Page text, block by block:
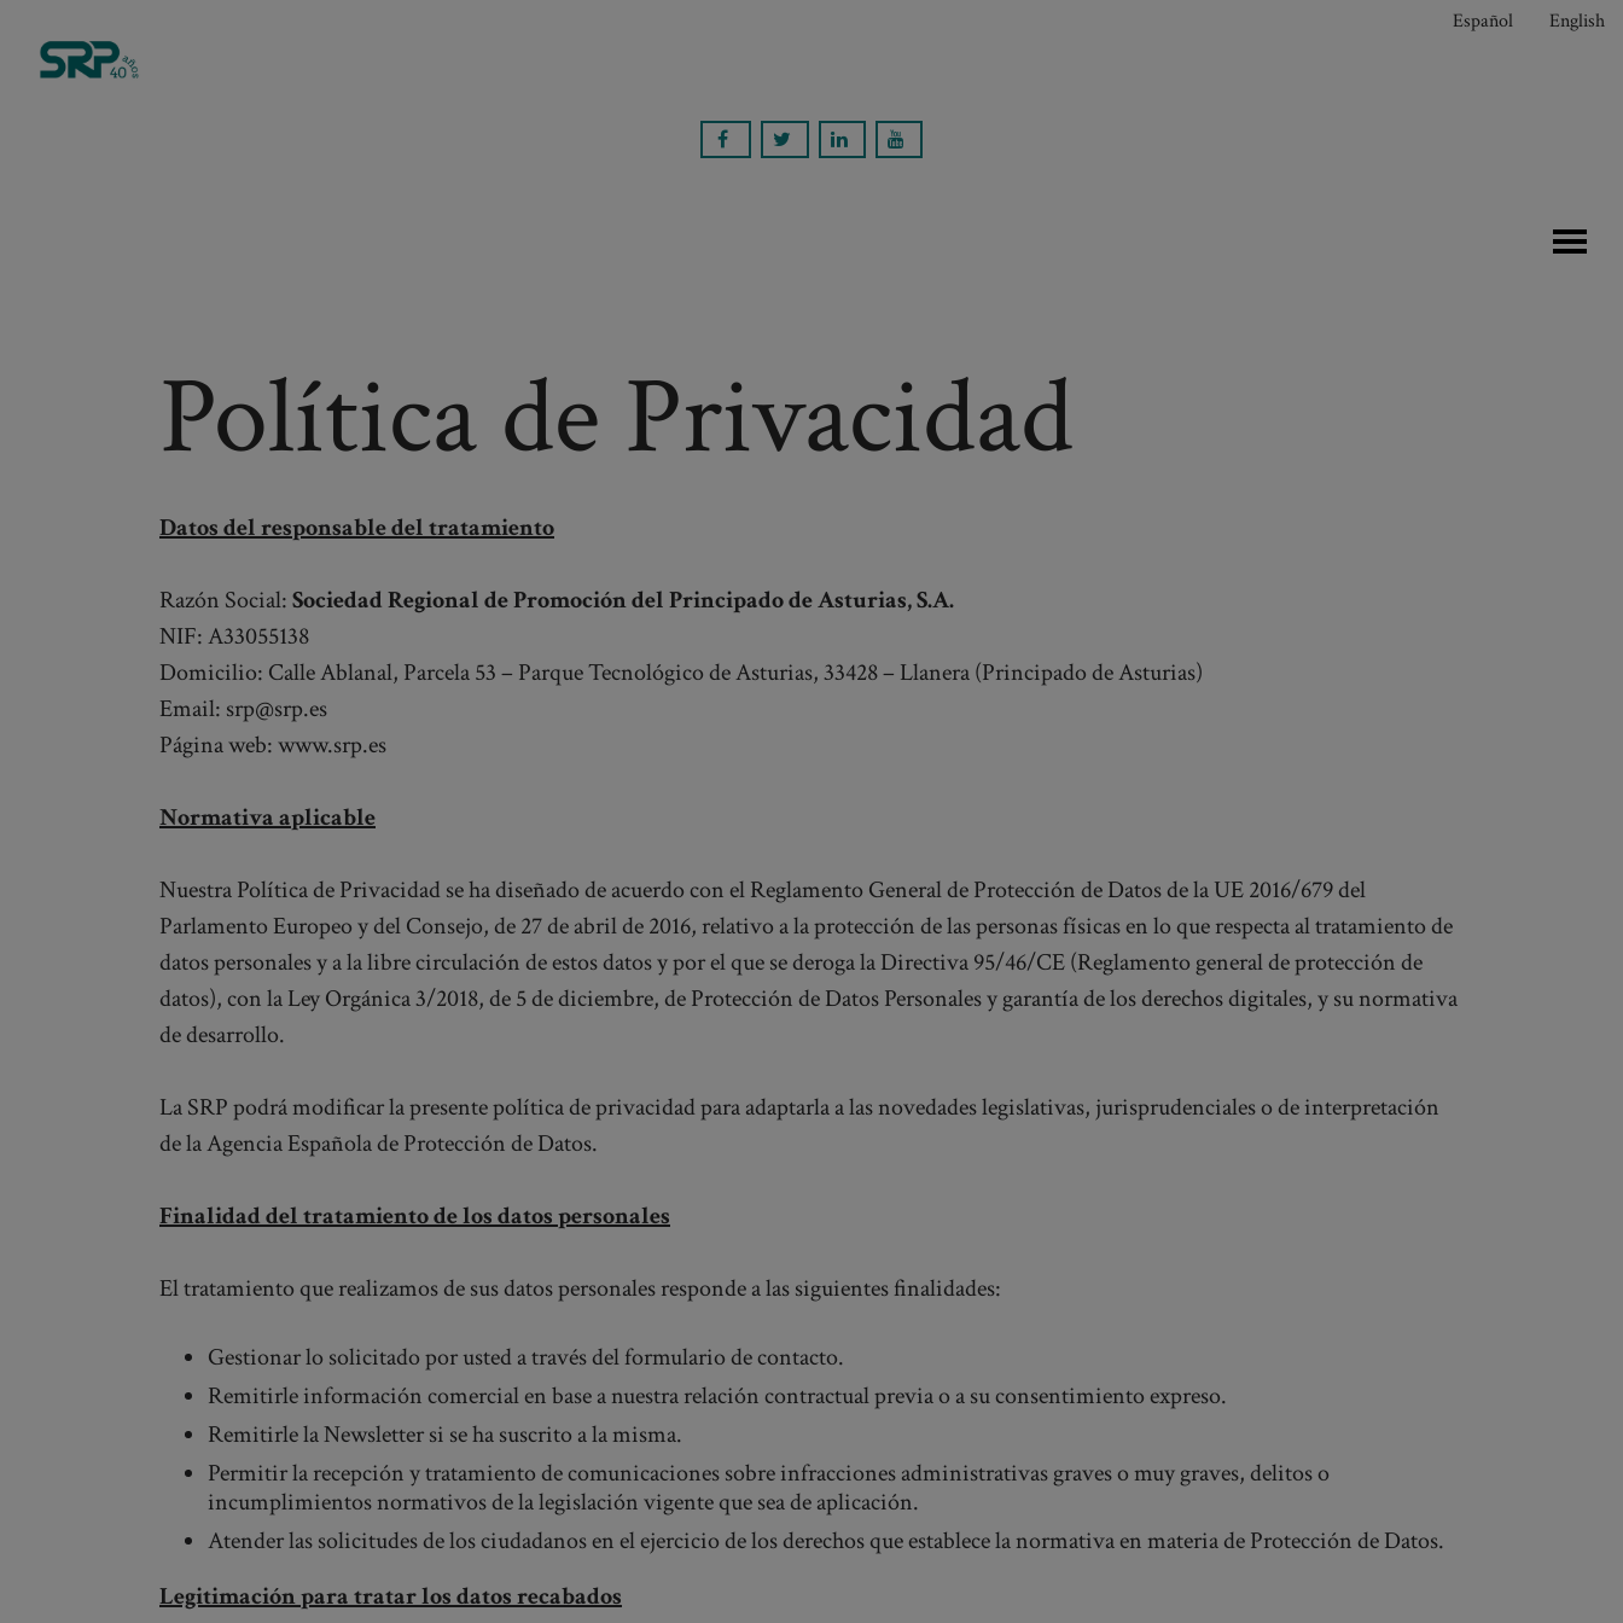
Política de Privacidad
Datos del responsable del tratamiento
Razón Social:Sociedad Regional de Promoción del Principado de Asturias, S.A.
NIF: A33055138
Domicilio: Calle Ablanal, Parcela 53 – Parque Tecnológico de Asturias, 33428 – Llanera (Principado de Asturias)
Email: srp@srp.es
Página web: www.srp.es
Normativa aplicable
Nuestra Política de Privacidad se ha diseñado de acuerdo con el Reglamento General de Protección de Datos de la UE 2016/679 del
Parlamento Europeo y del Consejo, de 27 de abril de 2016, relativo a la protección de las personas físicas en lo que respecta al tratamiento de
datos personales y a la libre circulación de estos datos y por el que se deroga la Directiva 95/46/CE (Reglamento general de protección de
datos), con la Ley Orgánica 3/2018, de 5 de diciembre, de Protección de Datos Personales y garantía de los derechos digitales, y su normativa
de desarrollo.
La SRP podrá modificar la presente política de privacidad para adaptarla a las novedades legislativas, jurisprudenciales o de interpretación
de la Agencia Española de Protección de Datos.
Finalidad del tratamiento de los datos personales
El tratamiento que realizamos de sus datos personales responde a las siguientes finalidades:
Gestionar lo solicitado por usted a través del formulario de contacto.
Remitirle información comercial en base a nuestra relación contractual previa o a su consentimiento expreso.
Remitirle la Newsletter si se ha suscrito a la misma.
Permitir la recepción y tratamiento de comunicaciones sobre infracciones administrativas graves o muy graves, delitos o
incumplimientos normativos de la legislación vigente que sea de aplicación.
Atender las solicitudes de los ciudadanos en el ejercicio de los derechos que establece la normativa en materia de Protección de Datos.
Legitimación para tratar los datos recabados
Español English